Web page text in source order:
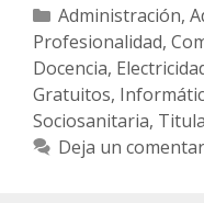
Categorías
Administración,
Profesionalidad,
Docencia,
Gratuitos,
Sociosanitaria,
Deja un